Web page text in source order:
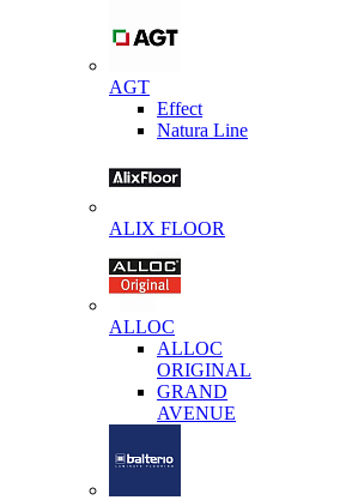
AGT
Effect
Natura Line
ALIX FLOOR
ALLOC
ALLOC
ORIGINAL
GRAND
AVENUE